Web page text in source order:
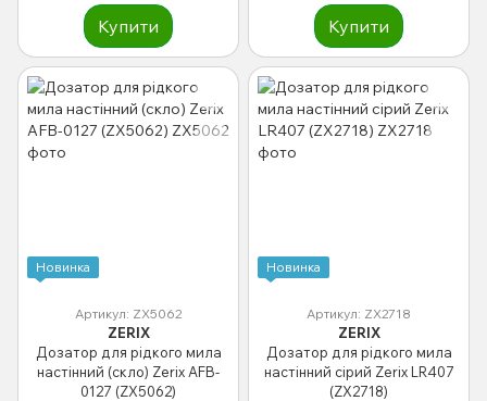
Купити Купити
Новинка
Артикул: ZX5062
ZERIX
Дозатор для рідкого мила
настінний (скло) Zerix AFB-
0127 (ZX5062)
Новинка
Артикул: ZX2718
ZERIX
Дозатор для рідкого мила
настінний сірий Zerix LR407
(ZX2718)